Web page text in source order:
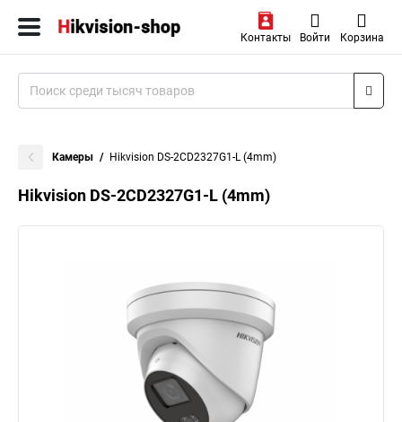
Контакты Войти Корзина
Камеры Hikvision DS-2CD2327G1-L (4mm)
Hikvision DS-2CD2327G1-L (4mm)